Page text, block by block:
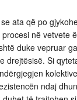
ata që po
në vetvete
duke vepruar
drejtësisë. Si
ndaj